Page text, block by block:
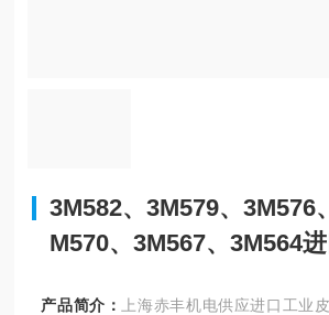
3M582、3M579、3M576
M570、3M567、3M564
产品简介：
上海赤丰机电供应进口工业